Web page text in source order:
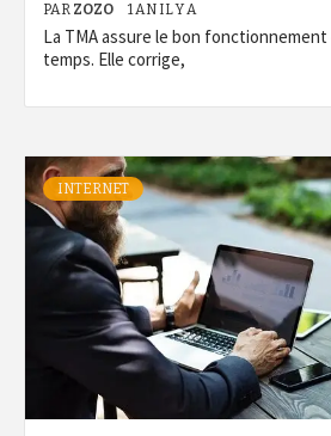
PAR ZOZO 1 AN IL Y A
La TMA assure le bon
temps. Elle corrige,
INTERNET